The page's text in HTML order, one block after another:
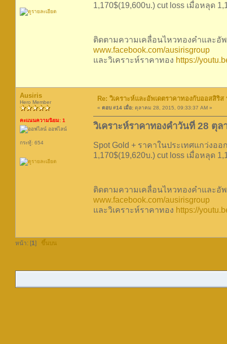
1,170$(19,600บ.) cut loss เมื่อหลุด
ติดตามความเคลื่อนไหวทองคำและอั
www.facebook.com/ausirisgroup
และวิเคราะห์ราคาทอง https://
Ausiris
Hero Member
คะแนนความนิยม: 1
ออฟไลน์
กระทู้: 654
Re: วิเคราะห์และอัพเดตราคาทองกับออสสิริ
« ตอบ #14 เมื่อ: ตุลาคม 28, 2015, 09:33:37 AM »
วิเคราะห์ราคาทองคำวันที่ 28 ตุล
Spot Gold + ราคาในประเทศแกว่งอ
1,170$(19,620บ.) cut loss เมื่อหลุด
ติดตามความเคลื่อนไหวทองคำและอั
www.facebook.com/ausirisgroup
และวิเคราะห์ราคาทอง https://
หน้า: [1] ขึ้นบน